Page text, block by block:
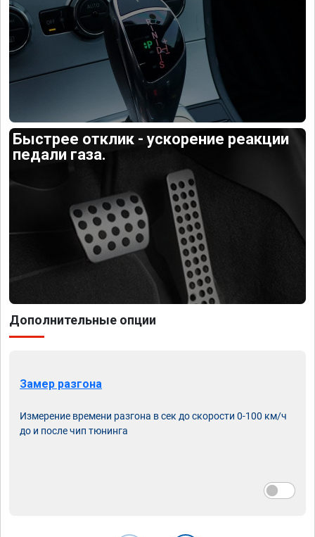
Быстрее отклик - ускорение реакции
педали газа.
Дополнительные опции
Замер разгона
Измерение времени разгона в сек до скорости 0-100 км/ч
до и после чип тюнинга